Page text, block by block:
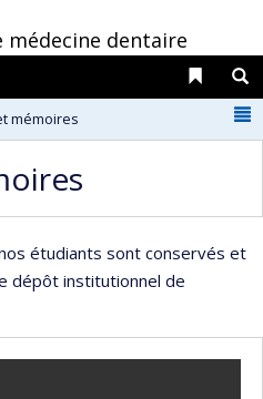
médecine dentaire
Liens
mémoires
étudiants sont conservés et
dépôt institutionnel de